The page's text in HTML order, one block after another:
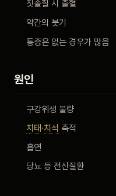
회원가입 / 로그인
칫솔질 시 출혈
약간의 붓기
통증은 없는 경우가 많음
원인
구강위생 불량
치태·치석 축적
흡연
당뇨 등 전신질환